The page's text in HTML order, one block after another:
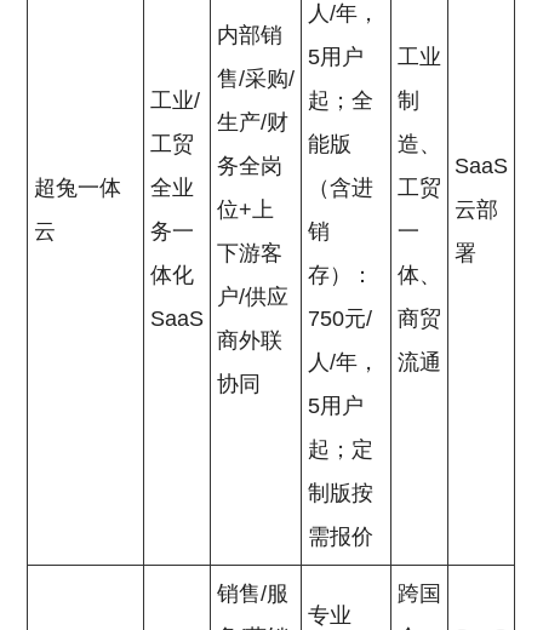
超兔一体
云
工业/
工贸
全业
务一
体化
SaaS
内部销
售/采购/
生产/财
务全岗
位+上
下游客
户/供应
商外联
协同
人/年，
5用户
起；全
能版
（含进
销
存）：
750元/
人/年，
5用户
起；定
制版按
需报价
工业
制
造、
工贸
一
体、
商贸
流通
SaaS
云部
署
销售/服
专业
跨国